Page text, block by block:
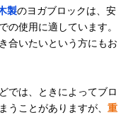
製のヨガブロックは、安
の使用に適しています。
合いたいという方にもお
では、ときによってブロ
うことがありますが、 重